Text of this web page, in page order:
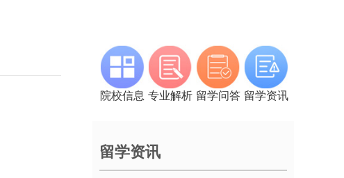
院校信息 专业解析 留学问答 留学资讯
留学资讯